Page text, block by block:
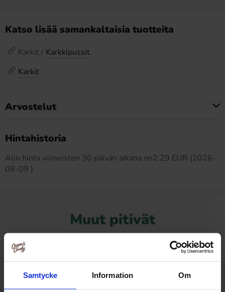
Samtycke Information Om
Katso lisää samankaltaisia tuotteita
Karkit / Karkkipussit
Karkit
Arvostelut
Hintahistoria
Alin hinta viimeisten 30 päivän aikana on2.29 EUR (2026-
08-09 )
Muut pitivät